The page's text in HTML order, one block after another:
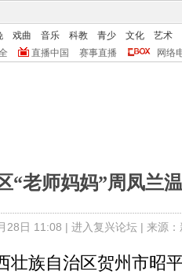
戏曲 音乐 科教 青少 文化
艺术
直播中国 赛事直播 网络
“老师妈妈”周凤兰
28日 11:08 | 进入复兴论坛| 来源
族自治区贺州市昭